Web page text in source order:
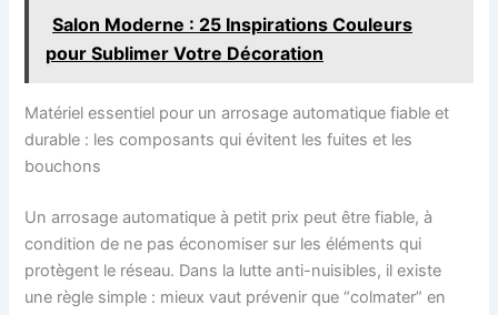
Salon Moderne : 25 Inspirations Couleurs
pour Sublimer Votre Décoration
Matériel essentiel pour un arrosage automatique fiable et
durable : les composants qui évitent les fuites et les
bouchons
Un arrosage automatique à petit prix peut être fiable, à
condition de ne pas économiser sur les éléments qui
protègent le réseau. Dans la lutte anti-nuisibles, il existe
une règle simple : mieux vaut prévenir que “colmater” en